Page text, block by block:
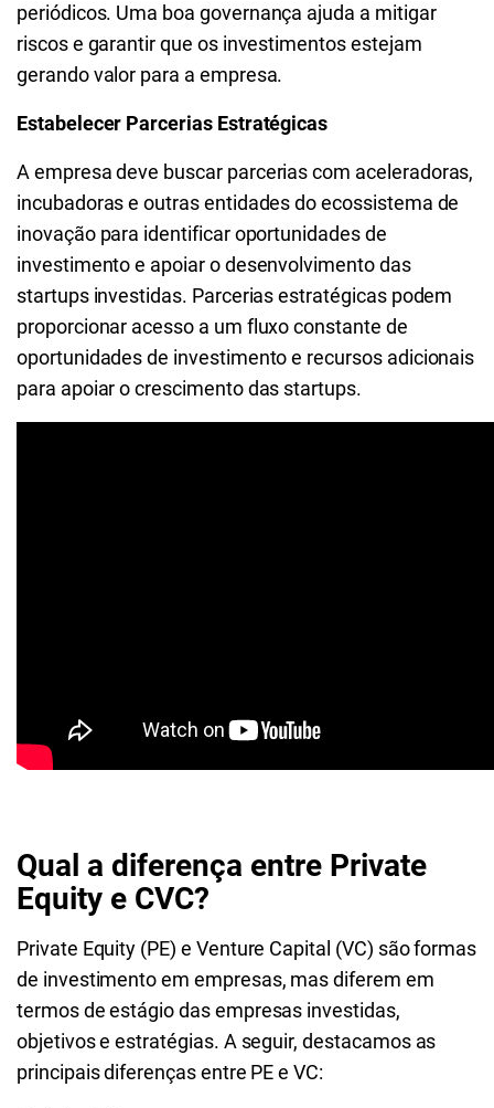
periódicos. Uma boa governança ajuda a mitigar
riscos e garantir que os investimentos estejam
gerando valor para a empresa.
Estabelecer Parcerias Estratégicas
A empresa deve buscar parcerias com aceleradoras,
incubadoras e outras entidades do ecossistema de
inovação para identificar oportunidades de
investimento e apoiar o desenvolvimento das
startups investidas. Parcerias estratégicas podem
proporcionar acesso a um fluxo constante de
oportunidades de investimento e recursos adicionais
para apoiar o crescimento das startups.
Qual a diferença entre Private
Equity e CVC?
Private Equity (PE) e Venture Capital (VC) são formas
de investimento em empresas, mas diferem em
termos de estágio das empresas investidas,
objetivos e estratégias. A seguir, destacamos as
principais diferenças entre PE e VC: